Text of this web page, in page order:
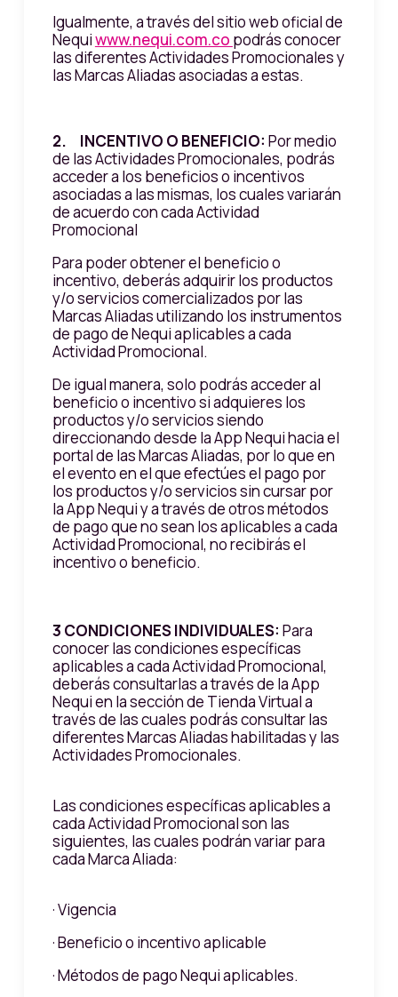
Igualmente, a través del sitio web oficial de
Nequiwww.nequi.com.co podrás conocer
las diferentes Actividades Promocionales y
las Marcas Aliadas asociadas a estas.
2. INCENTIVO O BENEFICIO: Por medio
de las Actividades Promocionales, podrás
acceder a los beneficios o incentivos
asociadas a las mismas, los cuales variarán
de acuerdo con cada Actividad
Promocional
Para poder obtener el beneficio o
incentivo, deberás adquirir los productos
y/o servicios comercializados por las
Marcas Aliadas utilizando los instrumentos
de pago de Nequi aplicables a cada
Actividad Promocional.
De igual manera, solo podrás acceder al
beneficio o incentivo si adquieres los
productos y/o servicios siendo
direccionando desde la App Nequi hacia el
portal de las Marcas Aliadas, por lo que en
el evento en el que efectúes el pago por
los productos y/o servicios sin cursar por
la App Nequi y a través de otros métodos
de pago que no sean los aplicables a cada
Actividad Promocional, no recibirás el
incentivo o beneficio.
3 CONDICIONES INDIVIDUALES: Para
conocer las condiciones específicas
aplicables a cada Actividad Promocional,
deberás consultarlas a través de la App
Nequi en la sección de Tienda Virtual a
través de las cuales podrás consultar las
diferentes Marcas Aliadas habilitadas y las
Actividades Promocionales.
Las condiciones específicas aplicables a
cada Actividad Promocional son las
siguientes, las cuales podrán variar para
cada Marca Aliada:
· Vigencia
· Beneficio o incentivo aplicable
· Métodos de pago Nequi aplicables.